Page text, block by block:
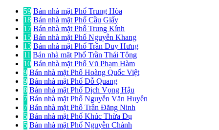
59 Bán nhà mặt Phố Trung Hòa
18 Bán nhà mặt Phố Cầu Giấy
17 Bán nhà mặt Phố Trung Kính
15 Bán nhà mặt Phố Nguyễn Khang
13 Bán nhà mặt Phố Trần Duy Hưng
11 Bán nhà mặt Phố Trần Thái Tông
10 Bán nhà mặt Phố Vũ Phạm Hàm
9 Bán nhà mặt Phố Hoàng Quốc Việt
9 Bán nhà mặt Phố Đỗ Quang
8 Bán nhà mặt Phố Dịch Vọng Hậu
7 Bán nhà mặt Phố Nguyễn Văn Huyên
7 Bán nhà mặt Phố Trần Đăng Ninh
5 Bán nhà mặt Phố Khúc Thừa Dụ
5 Bán nhà mặt Phố Nguyễn Chánh